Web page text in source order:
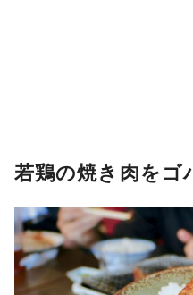
若鶏の焼き肉をゴ